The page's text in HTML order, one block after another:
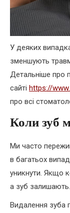
У деяких
зменшують
Детальніше про
сайті https://
про всі
Коли зуб
Ми часто
в багатьох
уникнути. Якщо
а зуб залишають.
Видалення зуба